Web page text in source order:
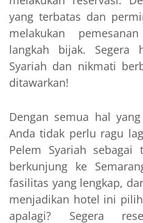
yang terbatas dan
melakukan
langkah bijak. Segera
Syariah dan nikmati
ditawarkan!
Dengan semua hal
Anda tidak perlu ragu
Pelem Syariah sebagai
berkunjung ke
fasilitas yang lengkap,
menjadikan hotel ini
apalagi? Segera